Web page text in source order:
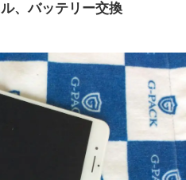
、バッテリー交換